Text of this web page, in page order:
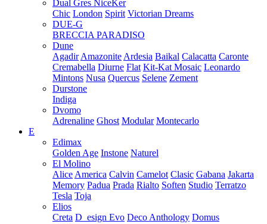
Dual Gres NiceKer
Chic London Spirit Victorian Dreams
DUE-G
BRECCIA PARADISO
Dune
Agadir Amazonite Ardesia Baikal Calacatta Caronte
Cremabella Diurne Flat Kit-Kat Mosaic Leonardo
Mintons Nusa Quercus Selene Zement
Durstone
Indiga
Dvomo
Adrenaline Ghost Modular Montecarlo
E
Edimax
Golden Age Instone Naturel
El Molino
Alice America Calvin Camelot Clasic Gabana Jakarta
Memory Padua Prada Rialto Soften Studio Terratzo
Tesla Toja
Elios
Creta D_esign Evo Deco Anthology Domus